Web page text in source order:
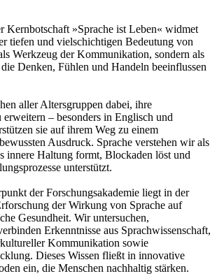
Kernbotschaft »Sprache ist Leben« widmet
tiefen und vielschichtigen Bedeutung von
Werkzeug der Kommunikation, sondern als
Denken, Fühlen und Handeln beeinflussen
aller Altersgruppen dabei, ihre
erweitern – besonders in Englisch und
sie auf ihrem Weg zu einem
Ausdruck. Sprache verstehen wir als
innere Haltung formt, Blockaden löst und
unterstützt.
der Forschungsakademie liegt in der
der Wirkung von Sprache auf
Gesundheit. Wir untersuchen,
Erkenntnisse aus Sprachwissenschaft,
Kommunikation sowie
Dieses Wissen fließt in innovative
ein, die Menschen nachhaltig stärken.